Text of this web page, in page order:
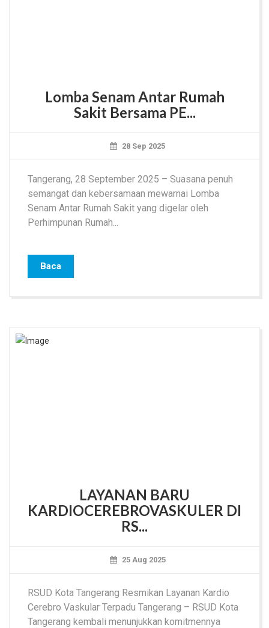
Lomba Senam Antar Rumah
Sakit Bersama PE...
28 Sep 2025
Tangerang, 28 September 2025 – Suasana penuh
semangat dan kebersamaan mewarnai Lomba
Senam Antar Rumah Sakit yang digelar oleh
Perhimpunan Rumah...
Baca
LAYANAN BARU
KARDIOCEREBROVASKULER DI
RS...
25 Aug 2025
RSUD Kota Tangerang Resmikan Layanan Kardio
Cerebro Vaskular Terpadu Tangerang – RSUD Kota
Tangerang kembali menunjukkan komitmennya